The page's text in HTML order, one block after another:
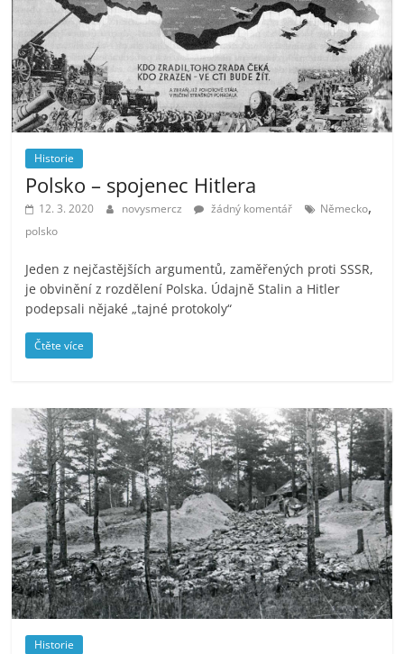
Historie
Polsko – spojenec Hitlera
12. 3. 2020 novysmercz žádný komentář Německo,
polsko
Jeden z nejčastějších argumentů, zaměřených proti SSSR,
je obvinění z rozdělení Polska. Údajně Stalin a Hitler
podepsali nějaké „tajné protokoly“
Čtěte více
Historie